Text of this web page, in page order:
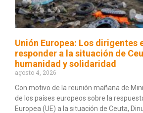
Unión Europea: Los dirigentes
responder a la situación de
humanidad y solidaridad
agosto 4, 2026
Con motivo de la reunión mañana de
de los países europeos sobre la
Europea (UE) a la situación de Ceuta,